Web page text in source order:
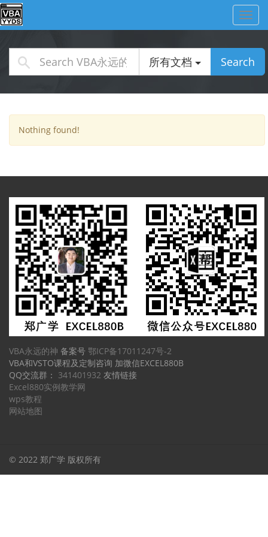
所有文档 Search
Nothing found!
VBA永远的神 备案号 鄂ICP备17011247号-2
VBA和VSTO课程及定制咨询 加微信EXCEL880B
QQ交流群： 341401932 友情链接
Excel880实例教学网
wps教程
网站地图
© 2022 郑广学 版权所有